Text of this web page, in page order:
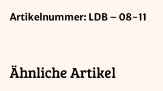
Artikelnummer: LDB – 08-11
Ähnliche Artikel